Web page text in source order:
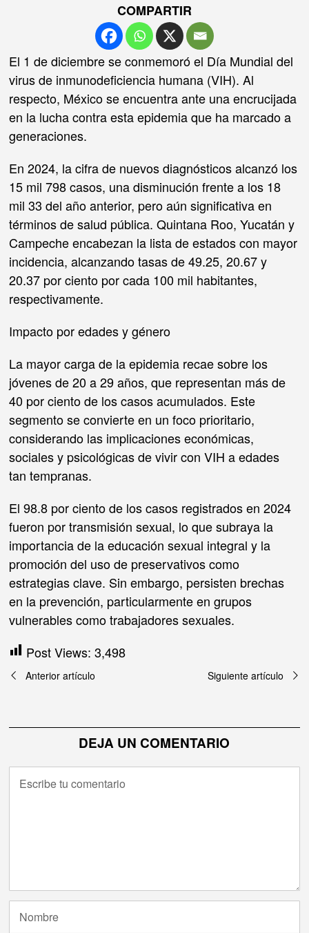
COMPARTIR
El 1 de diciembre se conmemoró el Día Mundial del
virus de inmunodeficiencia humana (VIH). Al
respecto, México se encuentra ante una encrucijada
en la lucha contra esta epidemia que ha marcado a
generaciones.
En 2024, la cifra de nuevos diagnósticos alcanzó los
15 mil 798 casos, una disminución frente a los 18
mil 33 del año anterior, pero aún significativa en
términos de salud pública. Quintana Roo, Yucatán y
Campeche encabezan la lista de estados con mayor
incidencia, alcanzando tasas de 49.25, 20.67 y
20.37 por ciento por cada 100 mil habitantes,
respectivamente.
Impacto por edades y género
La mayor carga de la epidemia recae sobre los
jóvenes de 20 a 29 años, que representan más de
40 por ciento de los casos acumulados. Este
segmento se convierte en un foco prioritario,
considerando las implicaciones económicas,
sociales y psicológicas de vivir con VIH a edades
tan tempranas.
El 98.8 por ciento de los casos registrados en 2024
fueron por transmisión sexual, lo que subraya la
importancia de la educación sexual integral y la
promoción del uso de preservativos como
estrategias clave. Sin embargo, persisten brechas
en la prevención, particularmente en grupos
vulnerables como trabajadores sexuales.
Post Views: 3,498
Navegación
entradas
Anterior artículo Siguiente artículo
DEJA UN COMENTARIO